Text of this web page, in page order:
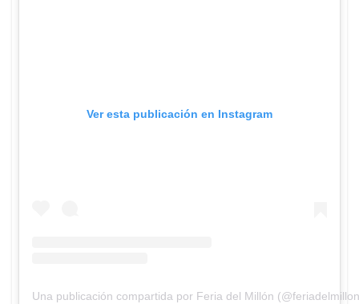
Ver esta publicación en Instagram
Una publicación compartida por Feria del Millón